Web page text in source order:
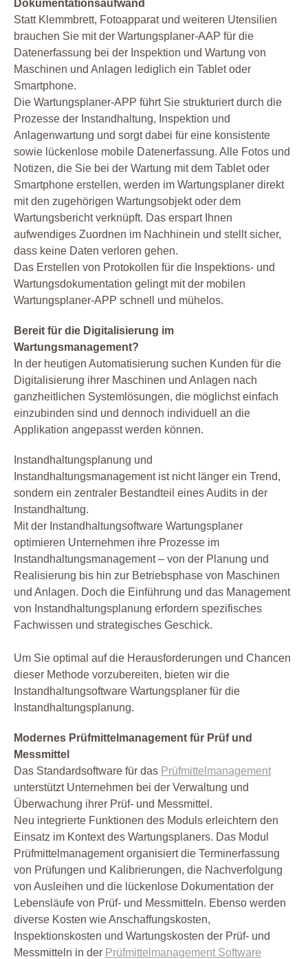
Dokumentationsaufwand
Statt Klemmbrett, Fotoapparat und weiteren Utensilien
brauchen Sie mit der Wartungsplaner-AAP für die
Datenerfassung bei der Inspektion und Wartung von
Maschinen und Anlagen lediglich ein Tablet oder
Smartphone.
Die Wartungsplaner-APP führt Sie strukturiert durch die
Prozesse der Instandhaltung, Inspektion und
Anlagenwartung und sorgt dabei für eine konsistente
sowie lückenlose mobile Datenerfassung. Alle Fotos und
Notizen, die Sie bei der Wartung mit dem Tablet oder
Smartphone erstellen, werden im Wartungsplaner direkt
mit den zugehörigen Wartungsobjekt oder dem
Wartungsbericht verknüpft. Das erspart Ihnen
aufwendiges Zuordnen im Nachhinein und stellt sicher,
dass keine Daten verloren gehen.
Das Erstellen von Protokollen für die Inspektions- und
Wartungsdokumentation gelingt mit der mobilen
Wartungsplaner-APP schnell und mühelos.
Bereit für die Digitalisierung im
Wartungsmanagement?
In der heutigen Automatisierung suchen Kunden für die
Digitalisierung ihrer Maschinen und Anlagen nach
ganzheitlichen Systemlösungen, die möglichst einfach
einzubinden sind und dennoch individuell an die
Applikation angepasst werden können.
Instandhaltungsplanung und
Instandhaltungsmanagement ist nicht länger ein Trend,
sondern ein zentraler Bestandteil eines Audits in der
Instandhaltung.
Mit der Instandhaltungsoftware Wartungsplaner
optimieren Unternehmen ihre Prozesse im
Instandhaltungsmanagement – von der Planung und
Realisierung bis hin zur Betriebsphase von Maschinen
und Anlagen. Doch die Einführung und das Management
von Instandhaltungsplanung erfordern spezifisches
Fachwissen und strategisches Geschick.
Um Sie optimal auf die Herausforderungen und Chancen
dieser Methode vorzubereiten, bieten wir die
Instandhaltungsoftware Wartungsplaner für die
Instandhaltungsplanung.
Modernes Prüfmittelmanagement für Prüf und
Messmittel
Das Standardsoftware für das Prüfmittelmanagement
unterstützt Unternehmen bei der Verwaltung und
Überwachung ihrer Prüf- und Messmittel.
Neu integrierte Funktionen des Moduls erleichtern den
Einsatz im Kontext des Wartungsplaners. Das Modul
Prüfmittelmanagement organisiert die Terminerfassung
von Prüfungen und Kalibrierungen, die Nachverfolgung
von Ausleihen und die lückenlose Dokumentation der
Lebensläufe von Prüf- und Messmitteln. Ebenso werden
diverse Kosten wie Anschaffungskosten,
Inspektionskosten und Wartungskosten der Prüf- und
Messmitteln in der Prüfmittelmanagement Software